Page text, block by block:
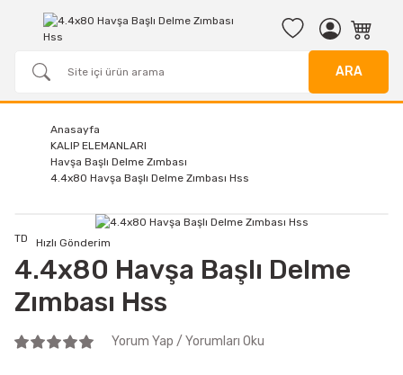
ARA
Anasayfa
KALIP ELEMANLARI
Havşa Başlı Delme Zımbası
4.4x80 Havşa Başlı Delme Zımbası Hss
Hızlı Gönderim
TD
4.4x80 Havşa Başlı Delme
Zımbası Hss
Yorum Yap / Yorumları Oku